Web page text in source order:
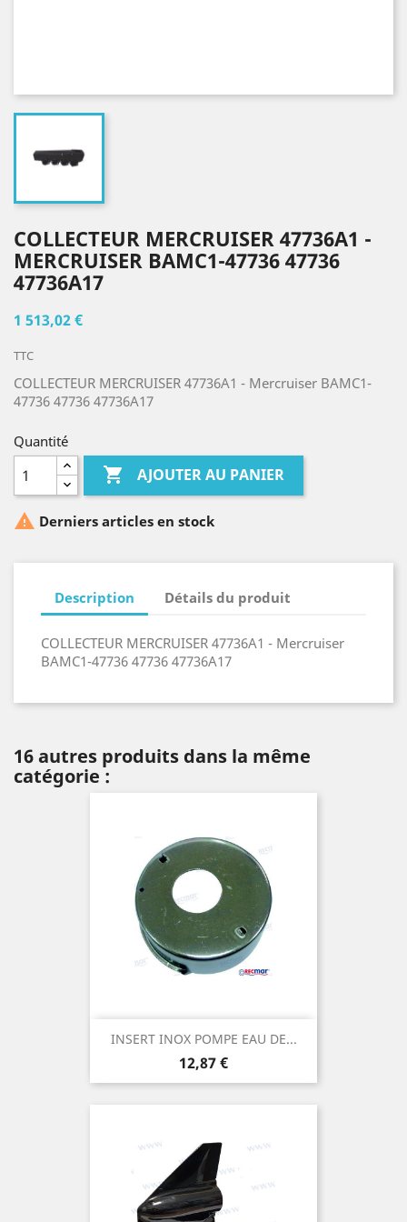
COLLECTEUR MERCRUISER 47736A1 -
MERCRUISER BAMC1-47736 47736
47736A17
1 513,02 €
TTC
COLLECTEUR MERCRUISER 47736A1 - Mercruiser BAMC1-
47736 47736 47736A17
Quantité
 AJOUTER AU PANIER
 Derniers articles en stock
Description Détails du produit
COLLECTEUR MERCRUISER 47736A1 - Mercruiser
BAMC1-47736 47736 47736A17
16 autres produits dans la même
catégorie :
INSERT INOX POMPE EAU DE...
Prix
12,87 €